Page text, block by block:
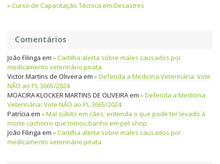
Curso de Capacitação Técnica em Desastres
Comentários
João Filinga em
Cartilha alerta sobre males causados por
medicamento veterinário pirata
Victor Martins de Oliveira em
Defenda a Medicina Veterinária: Vote
NÃO ao PL 3665/2024
MOACIRA KLOCKER MARTINS DE OLIVEIRAem
Defenda a Medicina
Veterinária: Vote NÃO ao PL 3665/2024
Patrícia em
Mal súbito em cães: entenda o que pode ter levado à
morte cachorro que tomou banho em pet shop
João Filinga em
Cartilha alerta sobre males causados por
medicamento veterinário pirata